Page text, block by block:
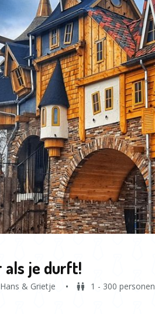
als je durft!
& Grietje 1 - 300 personen